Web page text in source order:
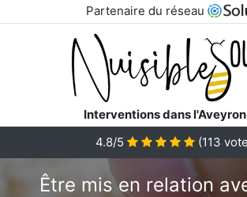
Partenaire du réseau
Interventions dans l'Aveyron
4.8/5
(113
Être mis en relation